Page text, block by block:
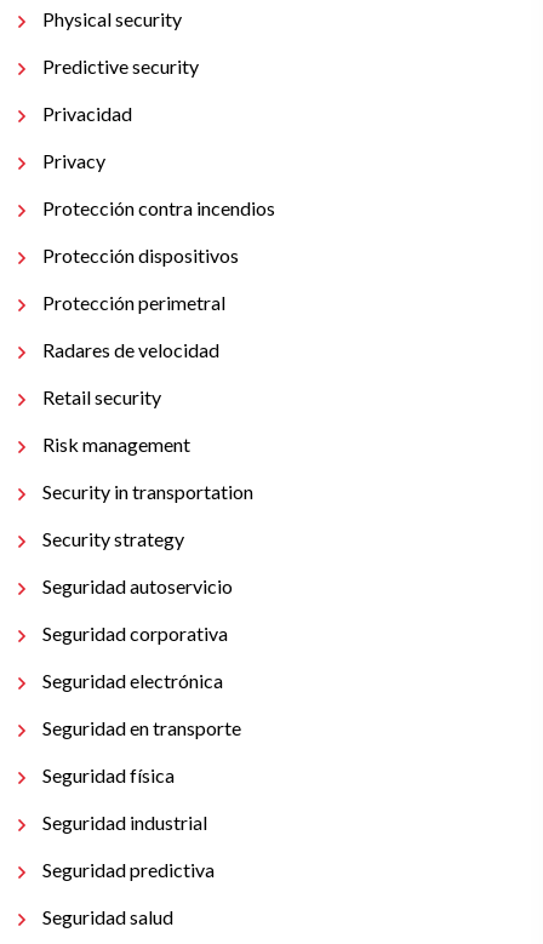
Physical security
Predictive security
Privacidad
Privacy
Protección contra incendios
Protección dispositivos
Protección perimetral
Radares de velocidad
Retail security
Risk management
Security in transportation
Security strategy
Seguridad autoservicio
Seguridad corporativa
Seguridad electrónica
Seguridad en transporte
Seguridad física
Seguridad industrial
Seguridad predictiva
Seguridad salud